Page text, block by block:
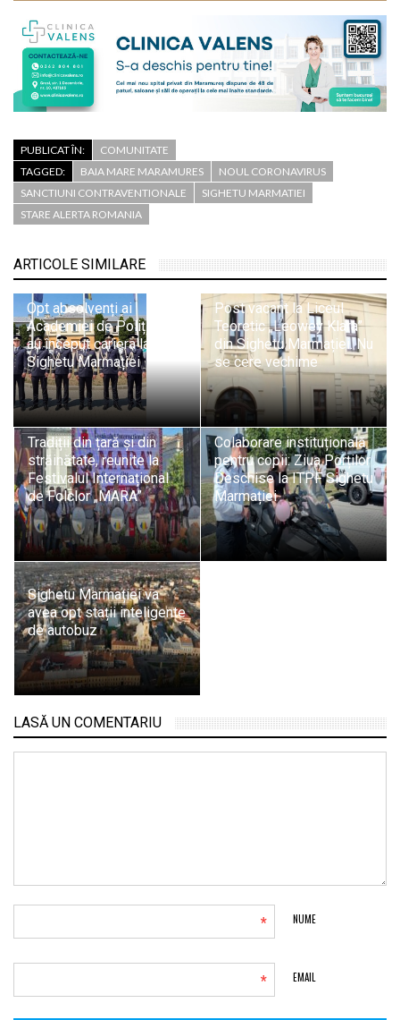
PUBLICAT ÎN:
COMUNITATE
TAGGED:
BAIA MARE MARAMURES
NOUL CORONAVIRUS
SANCTIUNI CONTRAVENTIONALE
SIGHETU MARMATIEI
STARE ALERTA ROMANIA
ARTICOLE SIMILARE
Opt absolvenți ai
Academiei de Poliție și-
au început cariera la ITPF
Sighetu Marmației
Post vacant la Liceul
Teoretic „Leowey Klara”
din Sighetu Marmației. Nu
se cere vechime
Tradiții din țară și din
străinătate, reunite la
Festivalul Internațional
de Folclor „MARA”
Colaborare instituțională
pentru copii: Ziua Porților
Deschise la ITPF Sighetu
Marmației
Sighetu Marmației va
avea opt stații inteligente
de autobuz
LASĂ UN COMENTARIU
NUME
*
EMAIL
*